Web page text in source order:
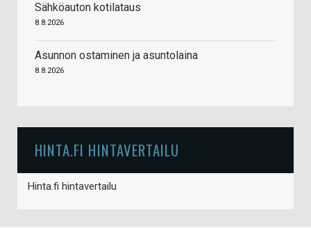
Sähköauton kotilataus
8.8.2026
Asunnon ostaminen ja asuntolaina
8.8.2026
HINTA.FI HINTAVERTAILU
Hinta.fi hintavertailu